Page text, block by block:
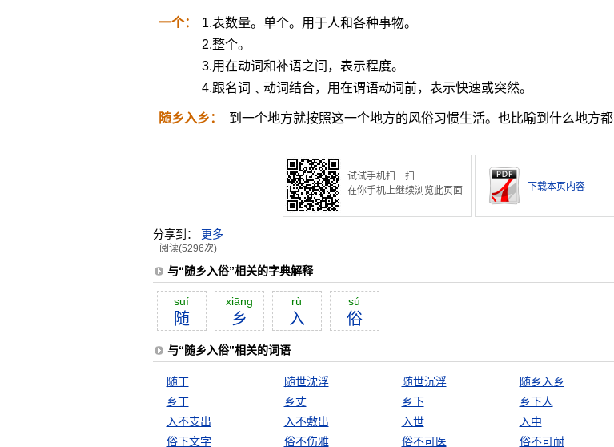
一个：
1.表数量。单个。用于人和各种事物。
2.整个。
3.用在动词和补语之间，表示程度。
4.跟名词﹑动词结合，用在谓语动词前，表示快速或突然。
随乡入乡： 到一个地方就按照这一个地方的风俗习惯生活。也比喻到什么地方都
试试手机扫一扫
在你手机上继续浏览此页面
下载本页内容
分享到： 更多
阅读(5296次)
与“随乡入俗”相关的字典解释
suí
随
xiāng
乡
rù
入
sú
俗
与“随乡入俗”相关的词语
随丁 随世沈浮 随世沉浮 随乡入乡
乡丁
乡丈 乡下 乡下人
入不支出
入不敷出 入世 入中
俗下文字
俗不伤雅 俗不可医 俗不可耐